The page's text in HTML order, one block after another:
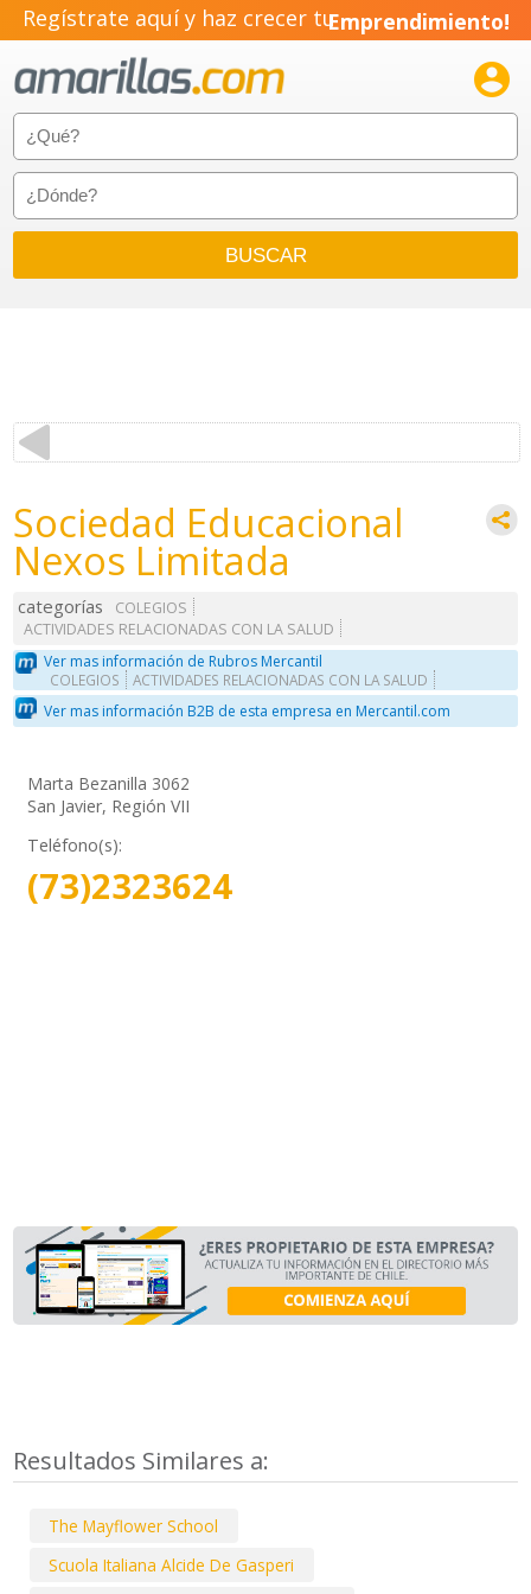
Regístrate aquí y haz crecer tuEmprendimiento!

Sociedad Educacional
Nexos Limitada
categorías
COLEGIOS
ACTIVIDADES RELACIONADAS CON LA SALUD
Ver mas información de Rubros Mercantil
COLEGIOS ACTIVIDADES RELACIONADAS CON LA SALUD
Ver mas información B2B de esta empresa en Mercantil.com
Marta Bezanilla 3062
San Javier, Región VII
Teléfono(s):
(73)2323624
Resultados Similares a:
The Mayflower School
Scuola Italiana Alcide De Gasperi